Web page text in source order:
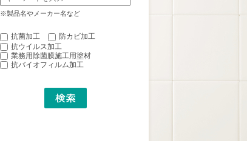
※製品名やメーカー名など
抗菌加工
防カビ加工
抗ウイルス加工
業務用除菌膜施工用塗材
抗バイオフィルム加工